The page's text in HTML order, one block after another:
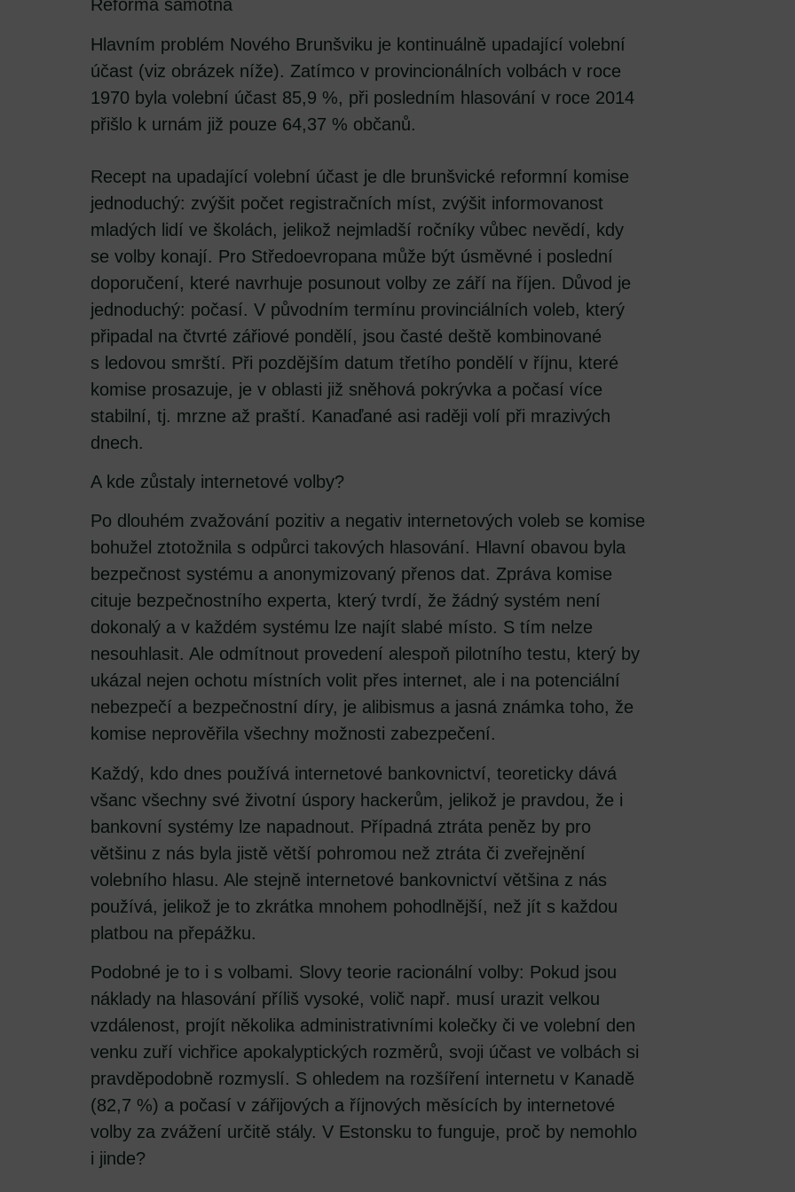
Reforma samotná
Hlavním problém Nového Brunšviku je kontinuálně upadající volební
účast (viz obrázek níže). Zatímco v provincionálních volbách v roce
1970 byla volební účast 85,9 %, při posledním hlasování v roce 2014
přišlo k urnám již pouze 64,37 % občanů.
Recept na upadající volební účast je dle brunšvické reformní komise
jednoduchý: zvýšit počet registračních míst, zvýšit informovanost
mladých lidí ve školách, jelikož nejmladší ročníky vůbec nevědí, kdy
se volby konají. Pro Středoevropana může být úsměvné i poslední
doporučení, které navrhuje posunout volby ze září na říjen. Důvod je
jednoduchý: počasí. V původním termínu provinciálních voleb, který
připadal na čtvrté zářiové pondělí, jsou časté deště kombinované
s ledovou smrští. Při pozdějším datum třetího pondělí v říjnu, které
komise prosazuje, je v oblasti již sněhová pokrývka a počasí více
stabilní, tj. mrzne až praští. Kanaďané asi raději volí při mrazivých
dnech.
A kde zůstaly internetové volby?
Po dlouhém zvažování pozitiv a negativ internetových voleb se komise
bohužel ztotožnila s odpůrci takových hlasování. Hlavní obavou byla
bezpečnost systému a anonymizovaný přenos dat. Zpráva komise
cituje bezpečnostního experta, který tvrdí, že žádný systém není
dokonalý a v každém systému lze najít slabé místo. S tím nelze
nesouhlasit. Ale odmítnout provedení alespoň pilotního testu, který by
ukázal nejen ochotu místních volit přes internet, ale i na potenciální
nebezpečí a bezpečnostní díry, je alibismus a jasná známka toho, že
komise neprověřila všechny možnosti zabezpečení.
Každý, kdo dnes používá internetové bankovnictví, teoreticky dává
všanc všechny své životní úspory hackerům, jelikož je pravdou, že i
bankovní systémy lze napadnout. Případná ztráta peněz by pro
většinu z nás byla jistě větší pohromou než ztráta či zveřejnění
volebního hlasu. Ale stejně internetové bankovnictví většina z nás
používá, jelikož je to zkrátka mnohem pohodlnější, než jít s každou
platbou na přepážku.
Podobné je to i s volbami. Slovy teorie racionální volby: Pokud jsou
náklady na hlasování příliš vysoké, volič např. musí urazit velkou
vzdálenost, projít několika administrativními kolečky či ve volební den
venku zuří vichřice apokalyptických rozměrů, svoji účast ve volbách si
pravděpodobně rozmyslí. S ohledem na rozšíření internetu v Kanadě
(82,7 %) a počasí v zářijových a říjnových měsících by internetové
volby za zvážení určitě stály. V Estonsku to funguje, proč by nemohlo
i jinde?